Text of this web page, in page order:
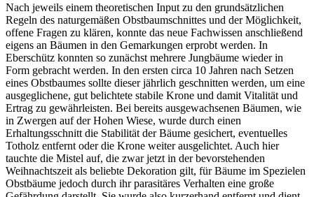
Nach jeweils einem theoretischen Input zu den grundsätzlichen
Regeln des naturgemäßen Obstbaumschnittes und der Möglichkeit,
offene Fragen zu klären, konnte das neue Fachwissen anschließend
eigens an Bäumen in den Gemarkungen erprobt werden. In
Eberschütz konnten so zunächst mehrere Jungbäume wieder in
Form gebracht werden. In den ersten circa 10 Jahren nach Setzen
eines Obstbaumes sollte dieser jährlich geschnitten werden, um eine
ausgeglichene, gut belichtete stabile Krone und damit Vitalität und
Ertrag zu gewährleisten. Bei bereits ausgewachsenen Bäumen, wie
in Zwergen auf der Hohen Wiese, wurde durch einen
Erhaltungsschnitt die Stabilität der Bäume gesichert, eventuelles
Totholz entfernt oder die Krone weiter ausgelichtet. Auch hier
tauchte die Mistel auf, die zwar jetzt in der bevorstehenden
Weihnachtszeit als beliebte Dekoration gilt, für Bäume im Spezielen
Obstbäume jedoch durch ihr parasitäres Verhalten eine große